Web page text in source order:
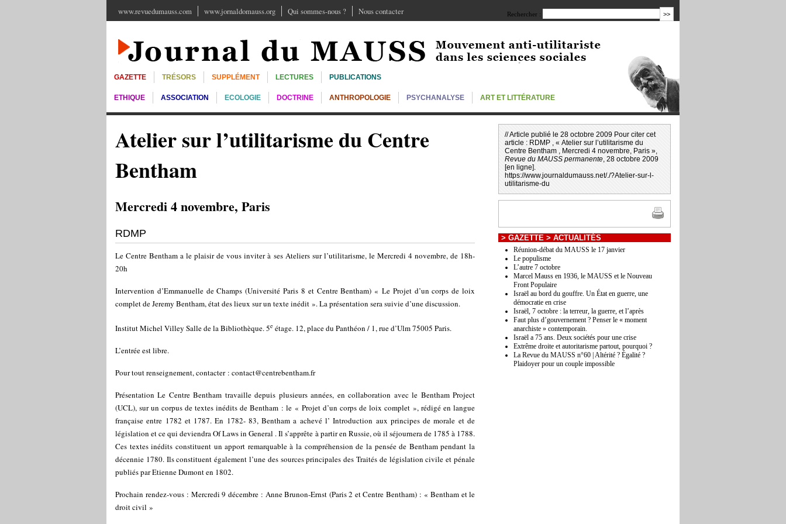
www.revuedumauss.com www.jornaldomauss.org Qui sommes-nous ? Nous contacter Rechercher :
GAZETTE TRÉSORS SUPPLÉMENT LECTURES PUBLICATIONS
ETHIQUE ASSOCIATION ECOLOGIE DOCTRINE ANTHROPOLOGIE PSYCHANALYSE ART ET LITTÉRATURE
Atelier sur l’utilitarisme du Centre
Bentham
Mercredi 4 novembre, Paris
RDMP
Le Centre Bentham a le plaisir de vous inviter à ses Ateliers sur l’utilitarisme, le Mercredi 4 novembre, de 18h-
20h
Intervention d’Emmanuelle de Champs (Université Paris 8 et Centre Bentham) « Le Projet d’un corps de loix
complet de Jeremy Bentham, état des lieux sur un texte inédit ». La présentation sera suivie d’une discussion.
Institut Michel Villey Salle de la Bibliothèque. 5e étage. 12, place du Panthéon / 1, rue d’Ulm 75005 Paris.
L’entrée est libre.
Pour tout renseignement, contacter : contact@centrebentham.fr
Présentation Le Centre Bentham travaille depuis plusieurs années, en collaboration avec le Bentham Project
(UCL), sur un corpus de textes inédits de Bentham : le « Projet d’un corps de loix complet », rédigé en langue
française entre 1782 et 1787. En 1782- 83, Bentham a achevé l’ Introduction aux principes de morale et de
législation et ce qui deviendra Of Laws in General . Il s’apprête à partir en Russie, où il séjournera de 1785 à 1788.
Ces textes inédits constituent un apport remarquable à la compréhension de la pensée de Bentham pendant la
décennie 1780. Ils constituent également l’une des sources principales des Traités de législation civile et pénale
publiés par Etienne Dumont en 1802.
Prochain rendez-vous : Mercredi 9 décembre : Anne Brunon-Ernst (Paris 2 et Centre Bentham) : « Bentham et le
droit civil »
// Article publié le 28 octobre 2009 Pour citer cet
article : RDMP , « Atelier sur l’utilitarisme du
Centre Bentham , Mercredi 4 novembre, Paris »,
Revue du MAUSS permanente, 28 octobre 2009
[en ligne].
https://www.journaldumauss.net/./?Atelier-sur-l-
utilitarisme-du
> GAZETTE > ACTUALITÉS
Réunion-débat du MAUSS le 17 janvier
Le populisme
L’autre 7 octobre
Marcel Mauss en 1936, le MAUSS et le Nouveau
Front Populaire
Israël au bord du gouffre. Un État en guerre, une
démocratie en crise
Israël, 7 octobre : la terreur, la guerre, et l’après
Faut plus d’gouvernement ? Penser le « moment
anarchiste » contemporain.
Israël a 75 ans. Deux sociétés pour une crise
Extrême droite et autoritarisme partout, pourquoi ?
La Revue du MAUSS n°60 | Altérité ? Égalité ?
Plaidoyer pour un couple impossible